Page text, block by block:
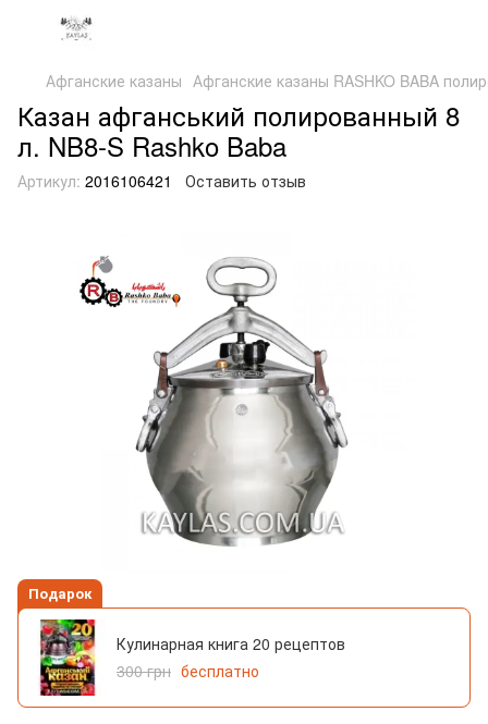
Афганские казаны Афганские казаны RASHKO BABA
Казан афганський полированный 8
л. NB8-S Rashko Baba
Артикул: 2016106421 Оставить отзыв
Подарок
Кулинарная книга 20 рецептов
300 грн бесплатно